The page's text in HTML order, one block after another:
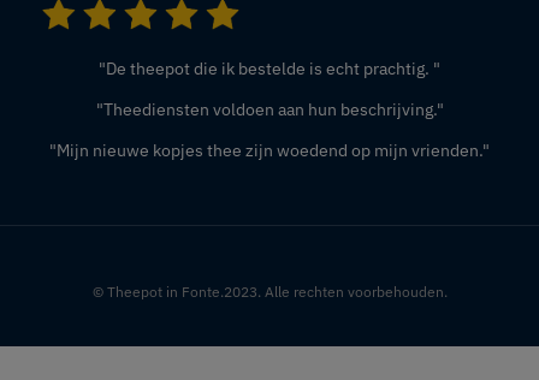
"De theepot die ik bestelde is echt prachtig. "
"Theediensten voldoen aan hun beschrijving."
"Mijn nieuwe kopjes thee zijn woedend op mijn vrienden."
© Theepot in Fonte.2023. Alle rechten voorbehouden.